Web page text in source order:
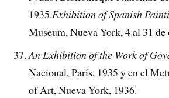
1935.Exhibition of Spanish
Museum, Nueva York, 4 al 31 de
An Exhibition of the Work of
Nacional, París, 1935 y en el
of Art, Nueva York, 1936.